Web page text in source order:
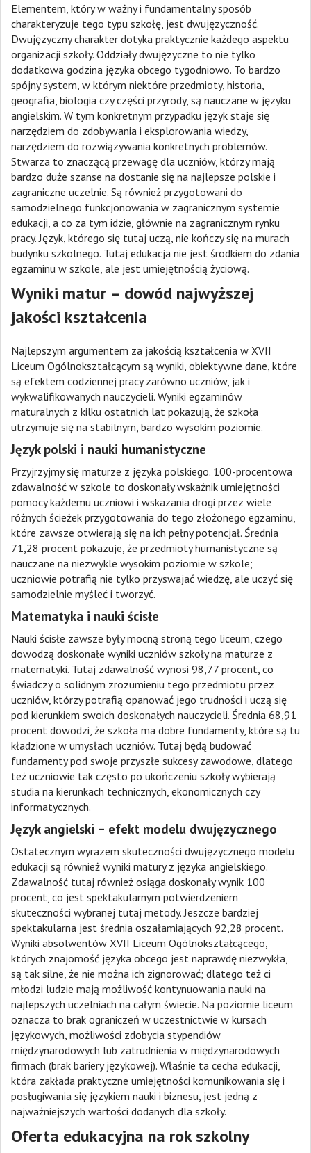
Elementem, który w ważny i fundamentalny sposób
charakteryzuje tego typu szkołę, jest dwujęzyczność.
Dwujęzyczny charakter dotyka praktycznie każdego aspektu
organizacji szkoły. Oddziały dwujęzyczne to nie tylko
dodatkowa godzina języka obcego tygodniowo. To bardzo
spójny system, w którym niektóre przedmioty, historia,
geografia, biologia czy części przyrody, są nauczane w języku
angielskim. W tym konkretnym przypadku język staje się
narzędziem do zdobywania i eksplorowania wiedzy,
narzędziem do rozwiązywania konkretnych problemów.
Stwarza to znaczącą przewagę dla uczniów, którzy mają
bardzo duże szanse na dostanie się na najlepsze polskie i
zagraniczne uczelnie. Są również przygotowani do
samodzielnego funkcjonowania w zagranicznym systemie
edukacji, a co za tym idzie, głównie na zagranicznym rynku
pracy. Język, którego się tutaj uczą, nie kończy się na murach
budynku szkolnego. Tutaj edukacja nie jest środkiem do zdania
egzaminu w szkole, ale jest umiejętnością życiową.
Wyniki matur – dowód najwyższej
jakości kształcenia
Najlepszym argumentem za jakością kształcenia w XVII
Liceum Ogólnokształcącym są wyniki, obiektywne dane, które
są efektem codziennej pracy zarówno uczniów, jak i
wykwalifikowanych nauczycieli. Wyniki egzaminów
maturalnych z kilku ostatnich lat pokazują, że szkoła
utrzymuje się na stabilnym, bardzo wysokim poziomie.
Język polski i nauki humanistyczne
Przyjrzyjmy się maturze z języka polskiego. 100-procentowa
zdawalność w szkole to doskonały wskaźnik umiejętności
pomocy każdemu uczniowi i wskazania drogi przez wiele
różnych ścieżek przygotowania do tego złożonego egzaminu,
które zawsze otwierają się na ich pełny potencjał. Średnia
71,28 procent pokazuje, że przedmioty humanistyczne są
nauczane na niezwykle wysokim poziomie w szkole;
uczniowie potrafią nie tylko przyswajać wiedzę, ale uczyć się
samodzielnie myśleć i tworzyć.
Matematyka i nauki ścisłe
Nauki ścisłe zawsze były mocną stroną tego liceum, czego
dowodzą doskonałe wyniki uczniów szkoły na maturze z
matematyki. Tutaj zdawalność wynosi 98,77 procent, co
świadczy o solidnym zrozumieniu tego przedmiotu przez
uczniów, którzy potrafią opanować jego trudności i uczą się
pod kierunkiem swoich doskonałych nauczycieli. Średnia 68,91
procent dowodzi, że szkoła ma dobre fundamenty, które są tu
kładzione w umysłach uczniów. Tutaj będą budować
fundamenty pod swoje przyszłe sukcesy zawodowe, dlatego
też uczniowie tak często po ukończeniu szkoły wybierają
studia na kierunkach technicznych, ekonomicznych czy
informatycznych.
Język angielski – efekt modelu dwujęzycznego
Ostatecznym wyrazem skuteczności dwujęzycznego modelu
edukacji są również wyniki matury z języka angielskiego.
Zdawalność tutaj również osiąga doskonały wynik 100
procent, co jest spektakularnym potwierdzeniem
skuteczności wybranej tutaj metody. Jeszcze bardziej
spektakularna jest średnia oszałamiających 92,28 procent.
Wyniki absolwentów XVII Liceum Ogólnokształcącego,
których znajomość języka obcego jest naprawdę niezwykła,
są tak silne, że nie można ich zignorować; dlatego też ci
młodzi ludzie mają możliwość kontynuowania nauki na
najlepszych uczelniach na całym świecie. Na poziomie liceum
oznacza to brak ograniczeń w uczestnictwie w kursach
językowych, możliwości zdobycia stypendiów
międzynarodowych lub zatrudnienia w międzynarodowych
firmach (brak bariery językowej). Właśnie ta cecha edukacji,
która zakłada praktyczne umiejętności komunikowania się i
posługiwania się językiem nauki i biznesu, jest jedną z
najważniejszych wartości dodanych dla szkoły.
Oferta edukacyjna na rok szkolny